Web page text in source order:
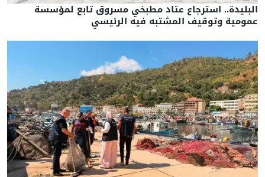
البليدة.. استرجاع عتاد مطبخي مسروق تابع لمؤسسة
عمومية وتوقيف المشتبه فيه الرئيسي